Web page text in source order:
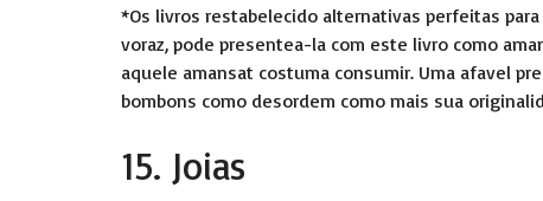
*Os livros restabelecido alternativas perfeitas
voraz, pode presentea-la com este livro como
aquele amansat costuma consumir. Uma afavel
bombons como desordem como mais sua
15. Joias